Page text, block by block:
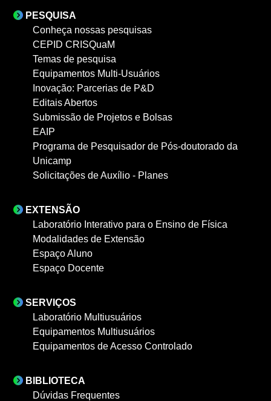
PESQUISA
Conheça nossas pesquisas
CEPID CRISQuaM
Temas de pesquisa
Equipamentos Multi-Usuários
Inovação: Parcerias de P&D
Editais Abertos
Submissão de Projetos e Bolsas
EAIP
Programa de Pesquisador de Pós-doutorado da
Unicamp
Solicitações de Auxílio - Planes
EXTENSÃO
Laboratório Interativo para o Ensino de Física
Modalidades de Extensão
Espaço Aluno
Espaço Docente
SERVIÇOS
Laboratório Multiusuários
Equipamentos Multiusuários
Equipamentos de Acesso Controlado
BIBLIOTECA
Dúvidas Frequentes